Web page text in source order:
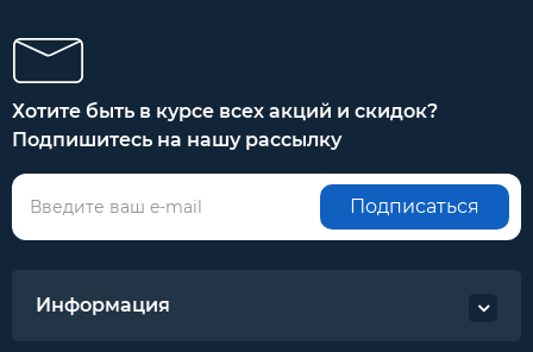
Хотите быть в курсе всех акций и скидок?
Подпишитесь на нашу рассылку
Подписаться
Информация